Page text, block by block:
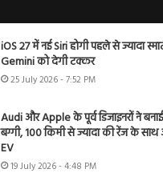
iOS 27 में नई Siri होगी पहले से ज्यादा
Gemini को देगी टक्कर
25 July 2026 - 7:52 PM
Audi और Apple के पूर्व डिजाइनरों ने
बग्गी, 100 किमी से ज्यादा की रेंज के
EV
19 July 2026 - 4:48 PM